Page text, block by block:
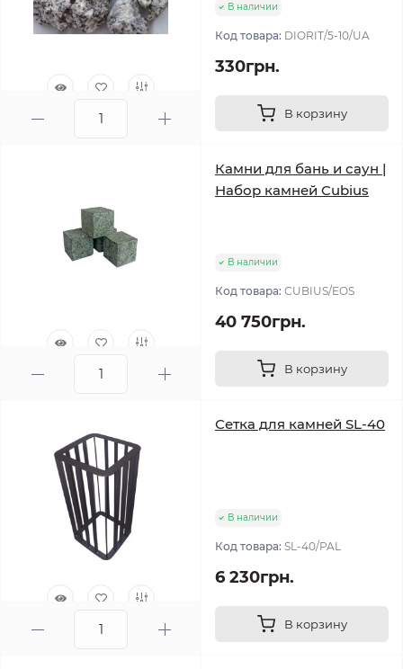
В наличии
Код товара: DIORIT/5-10/UA
330грн.
В корзину
Камни для бань и саун |
Набор камней Cubius
В наличии
Код товара: CUBIUS/EOS
40 750грн.
В корзину
Сетка для камней SL-40
В наличии
Код товара: SL-40/PAL
6 230грн.
В корзину